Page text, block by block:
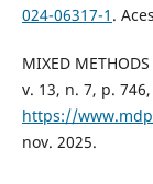
024-06317-1 .
MIXED
v. 13, n. 7, p.
https://
nov. 2025.